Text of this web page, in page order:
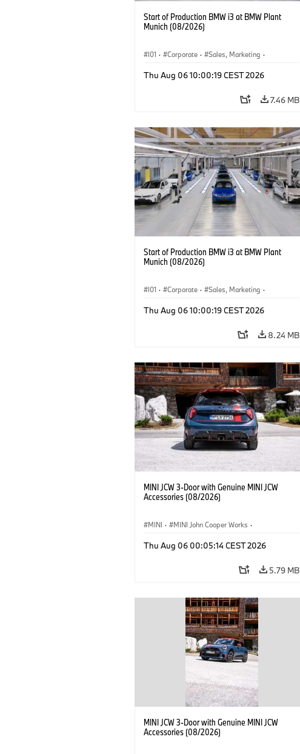
Start of Production BMW i3 at BMW Plant
Munich (08/2026)
I01 · Corporate · Sales, Marketing ·
Thu Aug 06 10:00:19 CEST 2026
7.46 MB
Start of Production BMW i3 at BMW Plant
Munich (08/2026)
I01 · Corporate · Sales, Marketing ·
Thu Aug 06 10:00:19 CEST 2026
8.24 MB
MINI JCW 3-Door with Genuine MINI JCW
Accessories (08/2026)
MINI · MINI John Cooper Works ·
Optional Extras, Accessories
Thu Aug 06 00:05:14 CEST 2026
5.79 MB
MINI JCW 3-Door with Genuine MINI JCW
Accessories (08/2026)